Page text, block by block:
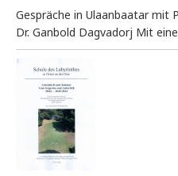
Gespräche in Ulaanbaatar mit
Dr. Ganbold Dagvadorj Mit